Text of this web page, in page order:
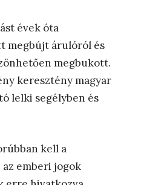
évek óta
megbújt árulóról és
megbukott.
keresztény magyar
lelki segélyben és
kell a
emberi jogok